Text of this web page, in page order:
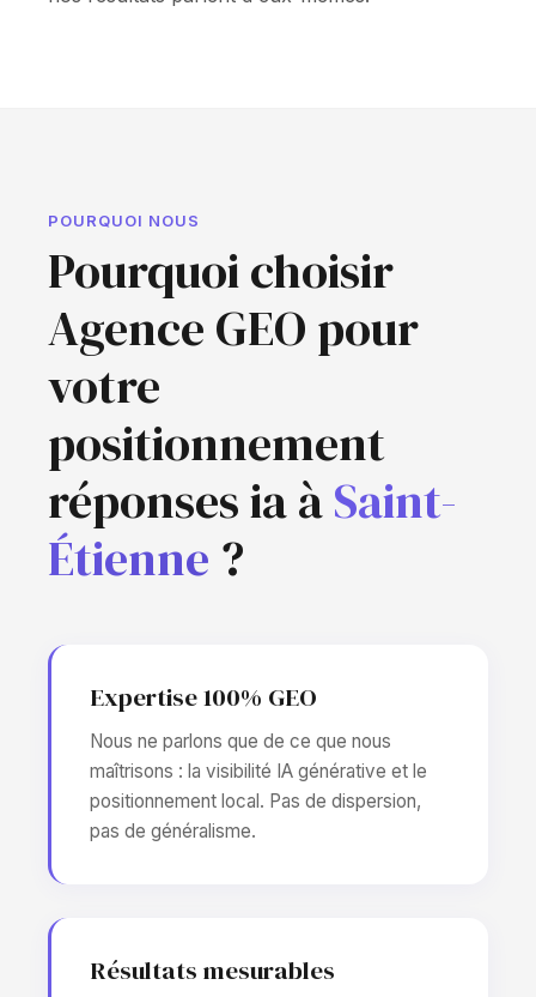
POURQUOI NOUS
Pourquoi choisir
Agence GEO pour
votre
positionnement
réponses ia àSaint-
Étienne ?
Expertise 100% GEO
Nous ne parlons que de ce que nous
maîtrisons : la visibilité IA générative et le
positionnement local. Pas de dispersion,
pas de généralisme.
Résultats mesurables